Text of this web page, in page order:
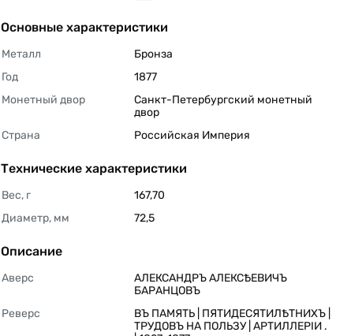
Основные характеристики
Металл
Бронза
Год
1877
Монетный двор
Санкт-Петербургский монетный
двор
Страна
Российская Империя
Технические характеристики
Вес, г
167,70
Диаметр, мм
72,5
Описание
Аверс
АЛЕКСАНДРЪ АЛЕКСѢЕВИЧЪ
БАРАНЦОВЪ
Реверс
ВЪ ПАМЯТЬ | ПЯТИДЕСЯТИЛѢТНИХЪ |
ТРУДОВЪ НА ПОЛЬЗУ | АРТИЛЛЕРIИ .